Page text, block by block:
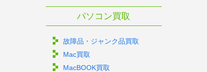
パソコン買取
故障品・ジャンク品買取
Mac買取
MacBOOK買取